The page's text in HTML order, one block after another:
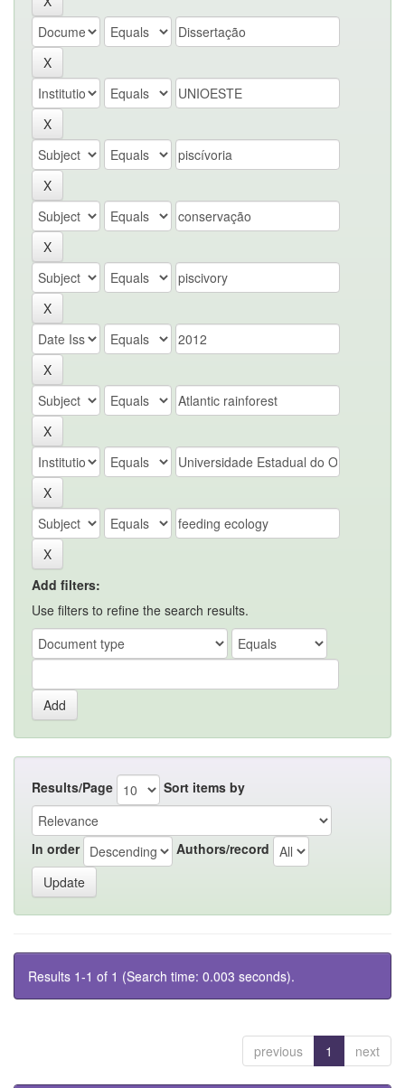
Add filters:
Use filters to refine the search results.
Results/Page Sort items by
In order Authors/record
Results 1-1 of 1 (Search time: 0.003 seconds).
previous 1 next